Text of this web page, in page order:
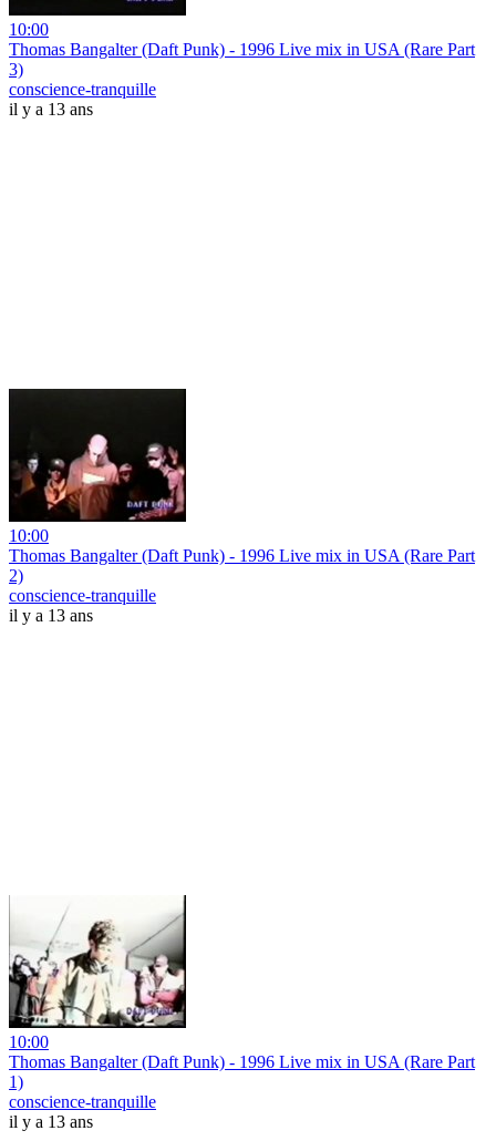
10:00
Thomas Bangalter (Daft Punk) - 1996 Live mix in USA (Rare Part
3)
conscience-tranquille
il y a 13 ans
10:00
Thomas Bangalter (Daft Punk) - 1996 Live mix in USA (Rare Part
2)
conscience-tranquille
il y a 13 ans
10:00
Thomas Bangalter (Daft Punk) - 1996 Live mix in USA (Rare Part
1)
conscience-tranquille
il y a 13 ans